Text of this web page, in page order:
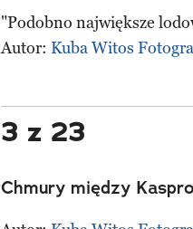
"Podobno największe
Autor: Kuba Witos
3 z 23
Chmury między